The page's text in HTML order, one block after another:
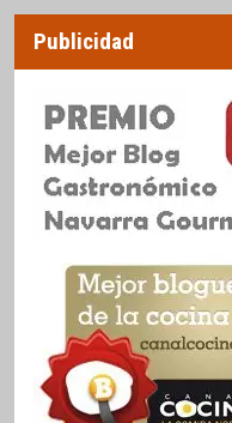
Publicidad